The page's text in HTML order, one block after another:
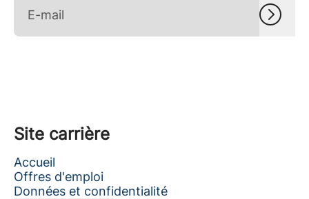
Site carrière
Accueil
Offres d'emploi
Données et confidentialité